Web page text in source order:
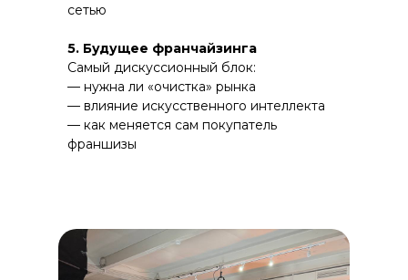
сетью
5. Будущее франчайзинга
Самый дискуссионный блок:
— нужна ли «очистка» рынка
— влияние искусственного интеллекта
— как меняется сам покупатель
франшизы